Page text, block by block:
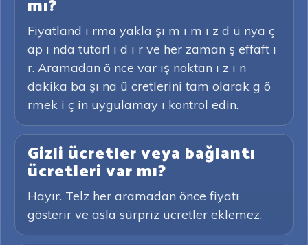
mı?
Fiyatland ı rma yakla şı m ı m ı z d ü nya ç
ap ı nda tutarl ı d ı r ve her zaman ş effaft ı
r. Aramadan ö nce var ış noktan ı z ı n
dakika ba şı na ü cretlerini tam olarak g ö
rmek i ç in uygulamay ı kontrol edin.
Gizli ücretler veya bağlantı
ücretleri var mı?
Hayır. Telz her aramadan önce fiyatı
gösterir ve asla sürpriz ücretler eklemez.